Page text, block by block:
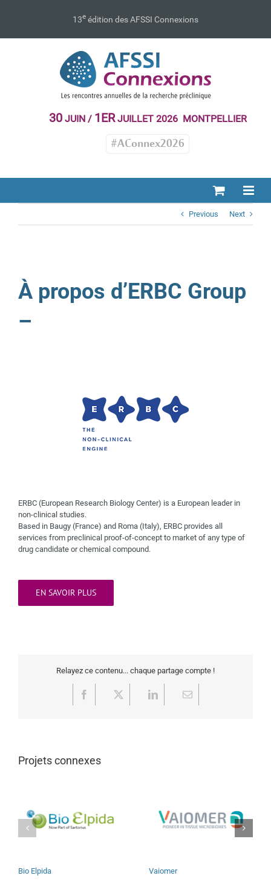
13e édition des AFSSI Connexions
30JUIN / 1ERJUILLET 2026 MONTPELLIER
#AConnex2026
Previous Next
À propos d’ERBC Group
–
ERBC (European Research Biology Center) is a European leader in
non-clinical studies.
Based in Baugy (France) and Roma (Italy), ERBC provides all
services from preclinical proof-of-concept to market of any type of
drug candidate or chemical compound.
EN SAVOIR PLUS
Relayez ce contenu... chaque partage compte !
Facebook LinkedInEmail
Projets connexes
Bio Elpida Vaiomer